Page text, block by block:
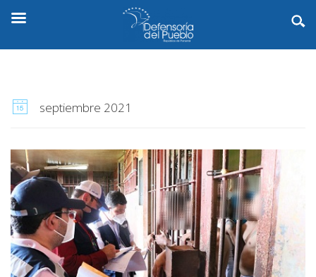
septiembre 2021